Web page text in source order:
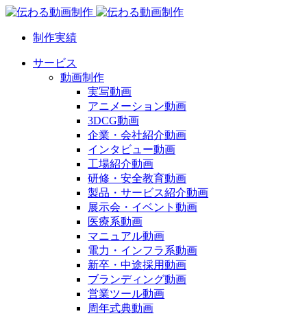
制作実績
サービス
動画制作
実写動画
アニメーション動画
3DCG動画
企業・会社紹介動画
インタビュー動画
工場紹介動画
研修・安全教育動画
製品・サービス紹介動画
展示会・イベント動画
医療系動画
マニュアル動画
電力・インフラ系動画
新卒・中途採用動画
ブランディング動画
営業ツール動画
周年式典動画